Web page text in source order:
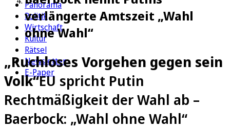
Panorama
Politik
Wirtschaft
Kultur
Rätsel
Newsletter
E-Paper
verlängerte Amtszeit „Wahl
ohne Wahl“
„Ruchloses Vorgehen gegen sein
Volk“EU spricht Putin
Rechtmäßigkeit der Wahl ab –
Baerbock: „Wahl ohne Wahl“